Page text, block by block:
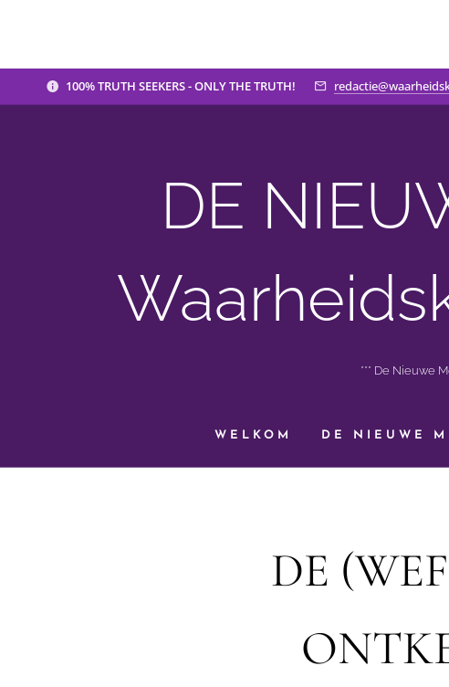
100% TRUTH SEEKERS - ONLY THE TRUTH!
DE
*** De Nieuwe
WELKOM DE NIEUWE
DE